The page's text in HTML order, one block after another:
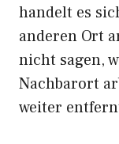
handelt es
anderen Ort
nicht sagen,
Nachbarort
weiter